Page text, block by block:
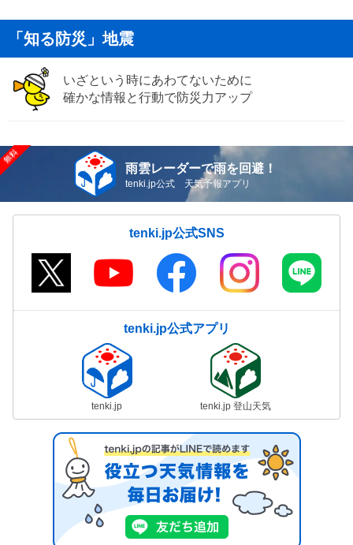
「知る防災」地震
いざという時にあわてないために
確かな情報と行動で防災力アップ
雨雲レーダーで雨を回避！
tenki.jp公式 天気予報アプリ
tenki.jp公式SNS
tenki.jp公式アプリ
tenki.jp tenki.jp 登山天気